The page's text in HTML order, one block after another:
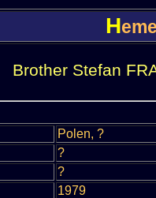
H
Brother Stefan
Polen, ?
?
?
1979